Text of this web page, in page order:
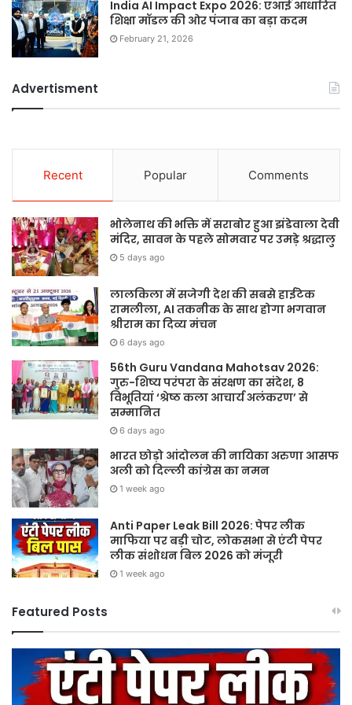
India AI Impact Expo 2026: एआई आधारित
शिक्षा मॉडल की ओर पंजाब का बड़ा कदम
February 21, 2026
Advertisment
Recent Popular Comments
भोलेनाथ की भक्ति में सराबोर हुआ झंडेवाला देवी
मंदिर, सावन के पहले सोमवार पर उमड़े श्रद्धालु
5 days ago
लालकिला में सजेगी देश की सबसे हाईटेक
रामलीला, AI तकनीक के साथ होगा भगवान
श्रीराम का दिव्य मंचन
6 days ago
56th Guru Vandana Mahotsav 2026:
गुरु-शिष्य परंपरा के संरक्षण का संदेश, 8
विभूतियां ‘श्रेष्ठ कला आचार्य अलंकरण’ से
सम्मानित
6 days ago
भारत छोड़ो आंदोलन की नायिका अरुणा आसफ
अली को दिल्ली कांग्रेस का नमन
1 week ago
Anti Paper Leak Bill 2026: पेपर लीक
माफिया पर बड़ी चोट, लोकसभा से एंटी पेपर
लीक संशोधन बिल 2026 को मंजूरी
1 week ago
Featured Posts
Sawan
2026:
गुरु